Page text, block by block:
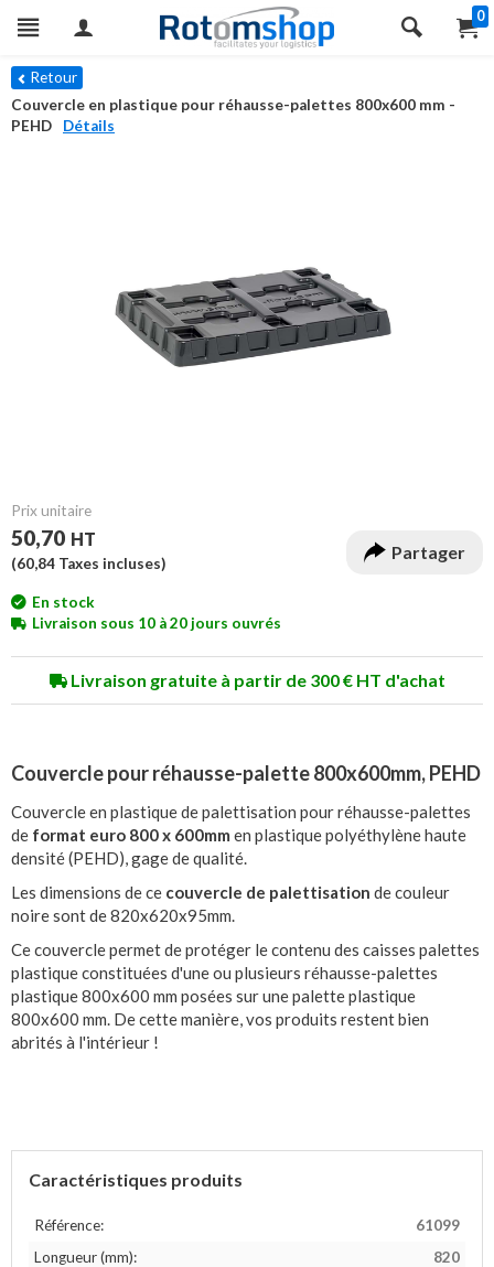
0
Retour
Couvercle en plastique pour réhausse-palettes 800x600 mm -
PEHD
Détails
Prix unitaire
50,70 HT
(60,84 Taxes incluses)
Partager
En stock
Livraison sous 10 à 20 jours ouvrés
Livraison gratuite à partir de 300 € HT d'achat
Couvercle pour réhausse-palette 800x600mm, PEHD
Couvercle en plastique de palettisation pour réhausse-palettes
de format euro 800 x 600mm en plastique polyéthylène haute
densité (PEHD), gage de qualité.
Les dimensions de ce couvercle de palettisation de couleur
noire sont de 820x620x95mm.
Ce couvercle permet de protéger le contenu des caisses palettes
plastique constituées d'une ou plusieurs réhausse-palettes
plastique 800x600 mm posées sur une palette plastique
800x600 mm. De cette manière, vos produits restent bien
abrités à l'intérieur !
Caractéristiques produits
Référence:
61099
Longueur (mm):
820